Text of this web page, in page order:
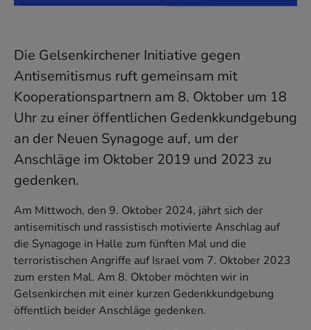
Die Gelsenkirchener Initiative gegen
Antisemitismus ruft gemeinsam mit
Kooperationspartnern am 8. Oktober um 18
Uhr zu einer öffentlichen Gedenkkundgebung
an der Neuen Synagoge auf, um der
Anschläge im Oktober 2019 und 2023 zu
gedenken.
Am Mittwoch, den 9. Oktober 2024, jährt sich der
antisemitisch und rassistisch motivierte Anschlag auf
die Synagoge in Halle zum fünften Mal und die
terroristischen Angriffe auf Israel vom 7. Oktober 2023
zum ersten Mal. Am 8. Oktober möchten wir in
Gelsenkirchen mit einer kurzen Gedenkkundgebung
öffentlich beider Anschläge gedenken.